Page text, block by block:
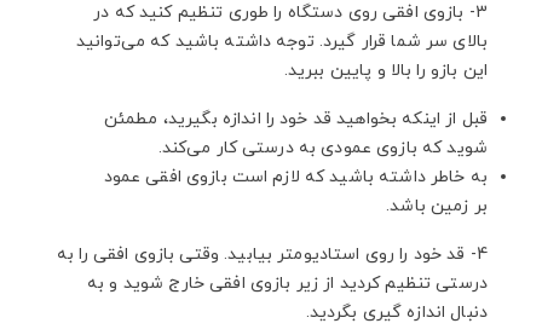
3- بازوی افقی روی دستگاه را طوری تنظیم کنید که در
بالای سر شما قرار گیرد. توجه داشته باشید که می‌توانید
این بازو را بالا و پایین ببرید.
قبل از اینکه بخواهید قد خود را اندازه بگیرید، مطمئن
شوید که بازوی عمودی به درستی کار می‌کند.
به خاطر داشته باشید که لازم است بازوی افقی عمود
بر زمین باشد.
4- قد خود را روی استادیومتر بیابید. وقتی بازوی افقی را به
درستی تنظیم کردید از زیر بازوی افقی خارج شوید و به
دنبال اندازه گیری بگردید.